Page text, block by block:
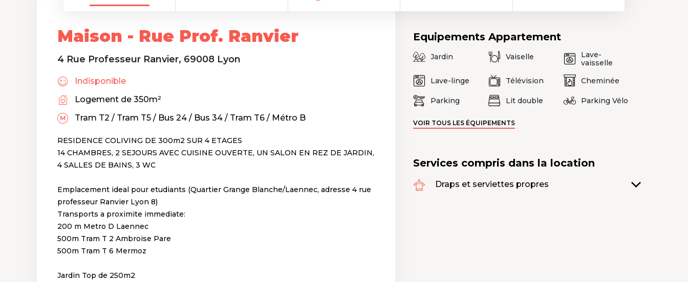
Maison - Rue Prof. Ranvier
4 Rue Professeur Ranvier, 69008 Lyon
Indisponible
Logement de 350m²
Tram T2 / Tram T5 / Bus 24 / Bus 34 / Tram T6 / Métro B
RESIDENCE COLIVING DE 300m2 SUR 4 ETAGES
14 CHAMBRES, 2 SEJOURS AVEC CUISINE OUVERTE, UN SALON EN REZ DE JARDIN,
4 SALLES DE BAINS, 3 WC
Emplacement ideal pour etudiants (Quartier Grange Blanche/Laennec, adresse 4 rue
professeur Ranvier Lyon 8)
Transports a proximite immediate:
200 m Metro D Laennec
500m Tram T 2 Ambroise Pare
500m Tram T 6 Mermoz
Jardin Top de 250m2
Equipements Appartement
Jardin Vaiselle
Lave-
vaisselle
Lave-linge
Télévision Cheminée
Parking Lit double Parking Vélo
VOIR TOUS LES ÉQUIPEMENTS
Services compris dans la location
Draps et serviettes propres